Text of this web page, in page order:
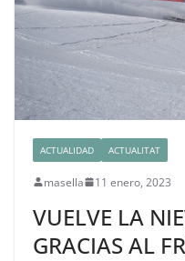
ACTUALIDAD ACTUALITAT
masella 11 enero, 2023
VUELVE LA
GRACIAS AL